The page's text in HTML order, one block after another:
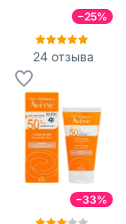
−25%
24отзыва
−33%